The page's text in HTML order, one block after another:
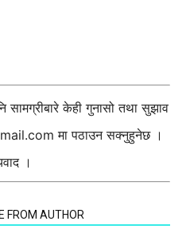
सामग्रीबारे केही गुनासो तथा सुझाव
मा पठाउन सक्नुहुनेछ ।
।
FROM AUTHOR